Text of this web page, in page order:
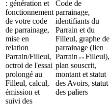
: génération et
fonctionnement
de votre code
de parrainage,
mise en
relation
Parrain/Filleul,
octroi de l'essai
prolongé au
Filleul, calcul,
émission et
suivi des
Code de
parrainage,
identifiants du
Parrain et du
Filleul, graphe de
parrainage (lien
Parrain↔Filleul),
plan souscrit,
montant et statut
des Avoirs, statut
des paliers